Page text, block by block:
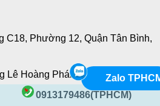
0913179486(TPHCM)
Zalo
C18, Phường 12, Quận Tân Bình,
Lê Hoàng Phái, Phường 17, Q.Gò